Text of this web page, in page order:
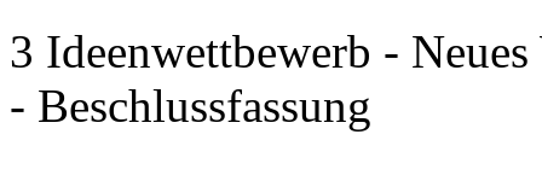
3 Ideenwettbewerb -
- Beschlussfassung